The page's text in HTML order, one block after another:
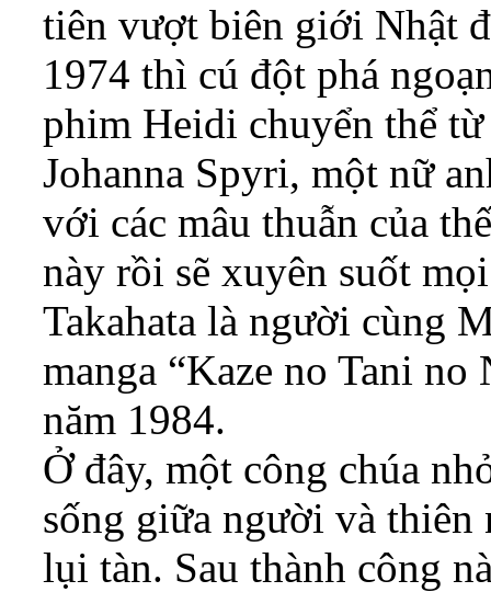
tiên vượt biên giới Nhật
1974 thì cú đột phá
phim Heidi chuyển thể
Johanna Spyri, một nữ
với các mâu thuẫn của
này rồi sẽ xuyên suốt
Takahata là người cùng
manga “Kaze no Tani no
năm 1984.
Ở đây, một công chúa
sống giữa người và thiên
lụi tàn. Sau thành công